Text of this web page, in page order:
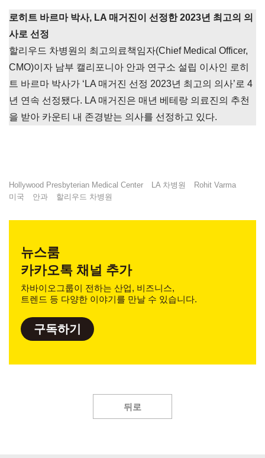
로히트 바르마 박사, LA 매거진이 선정한 2023년 최고의 의
사로 선정
할리우드 차병원의 최고의료책임자(Chief Medical Officer,
CMO)이자 남부 캘리포니아 안과 연구소 설립 이사인 로히
트 바르마 박사가 ‘LA 매거진 선정 2023년 최고의 의사’로 4
년 연속 선정됐다. LA 매거진은 매년 베테랑 의료진의 추천
을 받아 카운티 내 존경받는 의사를 선정하고 있다.
Hollywood Presbyterian Medical Center LA 차병원
Rohit Varma
미국
안과 할리우드 차병원
뉴스룸
카카오톡 채널 추가
차바이오그룹이 전하는 산업, 비즈니스,
트렌드 등 다양한 이야기를 만날 수 있습니다.
구독하기
뒤로